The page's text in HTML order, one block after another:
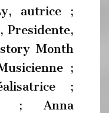
autrice ;
Presidente,
Month
;
;
; Anna